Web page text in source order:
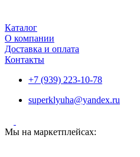
Каталог
О компании
Доставка и оплата
Контакты
+7 (939) 223-10-78
superklyuha@yandex.ru
Мы на маркетплейсах: